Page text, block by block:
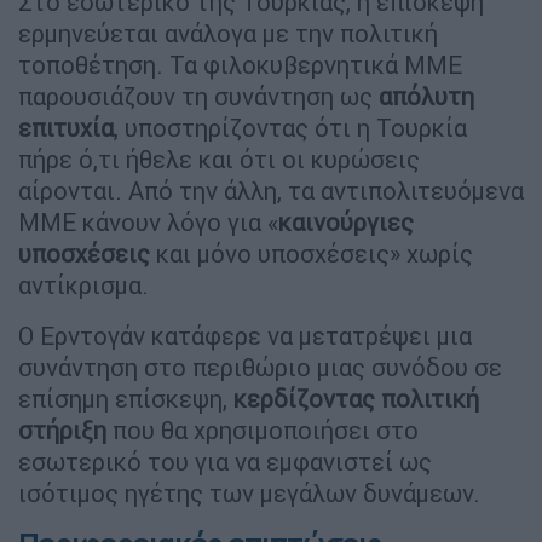
ερμηνεύεται ανάλογα με την πολιτική
τοποθέτηση. Τα φιλοκυβερνητικά ΜΜΕ
παρουσιάζουν τη συνάντηση ως απόλυτη
επιτυχία, υποστηρίζοντας ότι η Τουρκία
πήρε ό,τι ήθελε και ότι οι κυρώσεις
αίρονται. Από την άλλη, τα αντιπολιτευόμενα
ΜΜΕ κάνουν λόγο για «καινούργιες
υποσχέσεις και μόνο υποσχέσεις» χωρίς
αντίκρισμα.
Ο Ερντογάν κατάφερε να μετατρέψει μια
συνάντηση στο περιθώριο μιας συνόδου σε
επίσημη επίσκεψη, κερδίζοντας πολιτική
στήριξη που θα χρησιμοποιήσει στο
εσωτερικό του για να εμφανιστεί ως
ισότιμος ηγέτης των μεγάλων δυνάμεων.